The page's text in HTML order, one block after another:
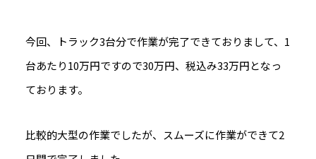
今回、トラック3台分で作業が完了できておりまして、1
台あたり10万円ですので30万円、税込み33万円となっ
ております。
比較的大型の作業でしたが、スムーズに作業ができて2